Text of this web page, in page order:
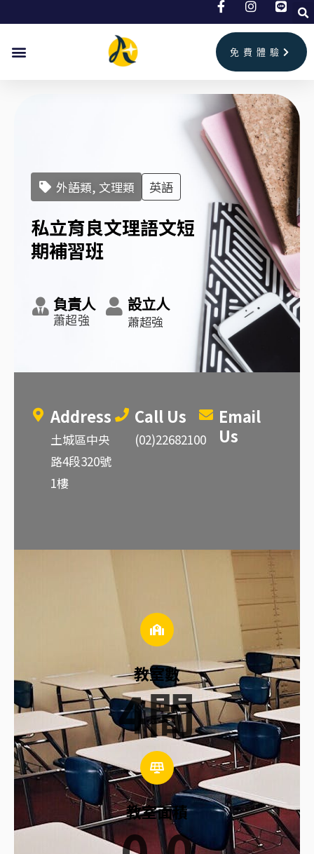
免費體驗
外語類, 文理類 英語
私立育良文理語文短
期補習班
負責人
蕭超強
設立人
蕭超強
Address
土城區中央
路4段320號
1樓
Call Us
(02)22682100
Email
Us
4間
教室數
教室面積